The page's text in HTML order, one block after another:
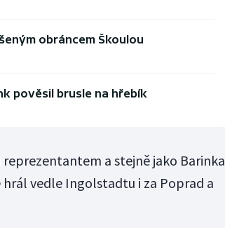
obráncem Škoulou
pověsil brusle na hřebík
a stejně jako Barinka
hrál vedle Ingolstadtu i za Poprad a